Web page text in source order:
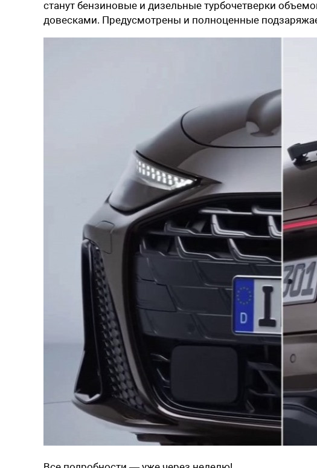
станут бензиновые и дизельные турбочетверки
довесками. Предусмотрены и полноценные